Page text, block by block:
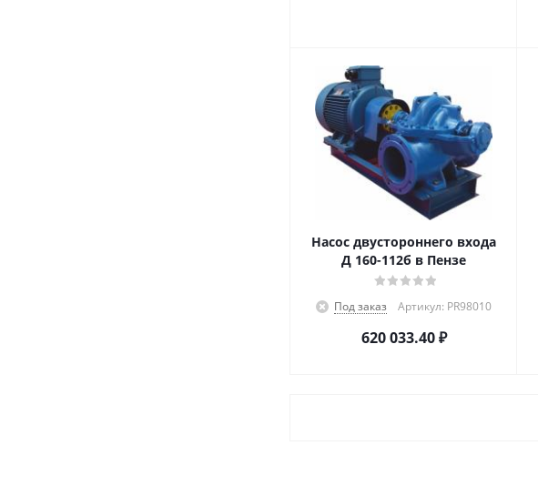
Насос двустороннего входа
Д 160-112б в Пензе
Под заказ Артикул: PR98010
620 033.40₽